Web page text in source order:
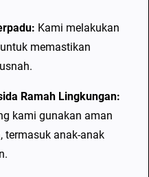
Kami melakukan
memastikan
Ramah Lingkungan:
kami gunakan aman
termasuk anak-anak